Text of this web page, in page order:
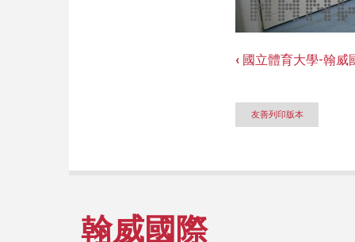
Book
traversal
links
大
‹ 國立體育大學-翰威
友善列印版本
翰威國際